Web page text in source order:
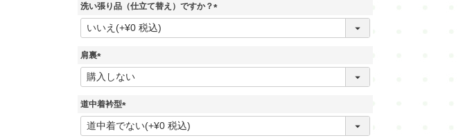
・ガード加工
・紋入れ・紋消し
)
洗い張り品（仕立て替え）ですか？
(
肩裏
(
必
)
道中着衿型
(
必